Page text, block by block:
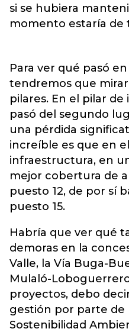
si se hubiera
momento estaría de
Para ver qué pasó
tendremos que
pilares. En el pilar
pasó del segundo
una pérdida
increíble es que en
infraestructura, en
mejor cobertura de
puesto 12, de por sí
puesto 15.
Habría que ver qué
demoras en la
Valle, la Vía Buga-
Mulaló-
proyectos, debo
gestión por parte de
Sostenibilidad